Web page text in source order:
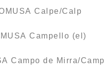
Calpe/Calp
Campello (el)
Campo de Mirra/Camp